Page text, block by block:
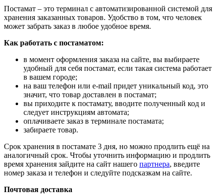
Постамат – это терминал с автоматизированной системой для
хранения заказанных товаров. Удобство в том, что человек
может забрать заказ в любое удобное время.
Как работать с постаматом:
в момент оформления заказа на сайте, вы выбираете
удобный для себя постамат, если такая система работает
в вашем городе;
на ваш телефон или e-mail придет уникальный код, это
значит, что товар доставлен в постамат;
вы приходите к постамату, вводите полученный код и
следует инструкциям автомата;
оплачиваете заказ в терминале постамата;
забираете товар.
Срок хранения в постамате 3 дня, но можно продлить ещё на
аналогичный срок. Чтобы уточнить информацию и продлить
время хранения зайдите на сайт нашего партнера, введите
номер заказа и телефон и следуйте подсказкам на сайте.
Почтовая доставка